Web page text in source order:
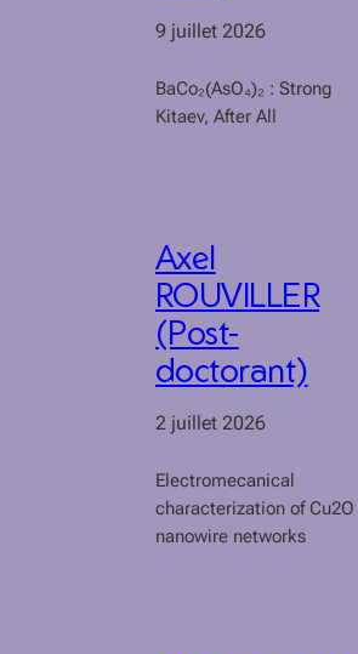
9 juillet 2026
BaCo₂(AsO₄)₂ : Strong
Kitaev, After All
Axel
ROUVILLER
(Post-
doctorant)
2 juillet 2026
Electromecanical
characterization of Cu2O
nanowire networks